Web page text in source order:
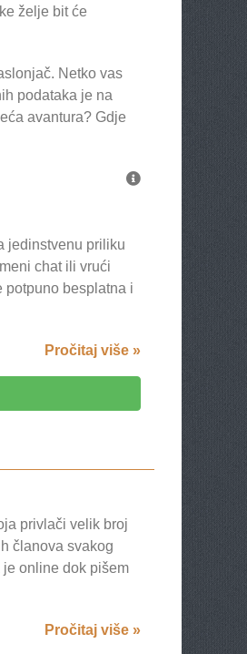
želje bit će
Netko vas
podataka je na
avantura? Gdje
jedinstvenu priliku
chat ili vrući
potpuno besplatna i
Pročitaj više »
privlači velik broj
članova svakog
online dok pišem
Pročitaj više »